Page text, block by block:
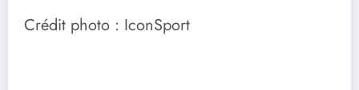
Crédit photo : IconSport